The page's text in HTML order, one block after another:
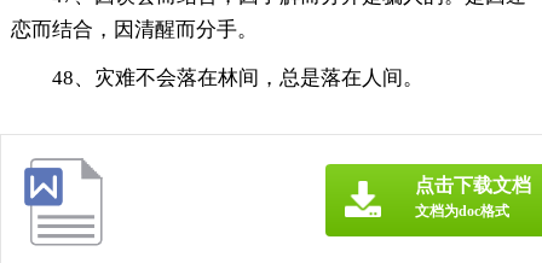
恋而结合，因清醒而分手。
48、灾难不会落在林间，总是落在人间。
点击下载文档
文档为doc格式